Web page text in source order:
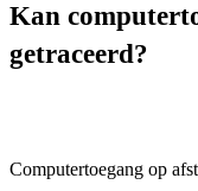
Kan
getraceerd?
Computertoegang op